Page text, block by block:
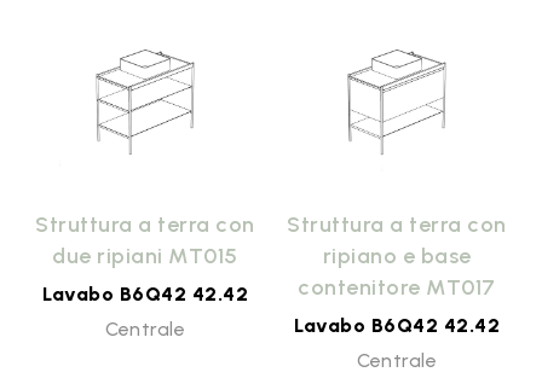
Struttura a terra con
due ripiani MT015
Lavabo B6Q42 42.42
Centrale
Struttura a terra con
ripiano e base
contenitore MT017
Lavabo B6Q42 42.42
Centrale